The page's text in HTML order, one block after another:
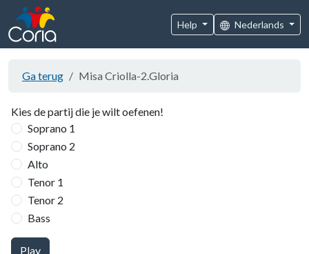
Help Nederlands
Ga terug Misa Criolla-2.Gloria
Kies de partij die je wilt oefenen!
Soprano 1
Soprano 2
Alto
Tenor 1
Tenor 2
Bass
Play